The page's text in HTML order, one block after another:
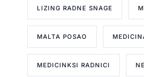
LIZING RADNE SNAGE
MALTA POSAO
MEDICINKSI RADNICI